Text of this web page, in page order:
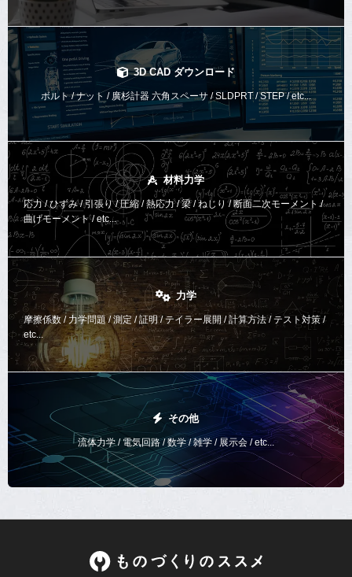
3D CAD ダウンロード
ボルト / ナット / 廣杉計器 六角スペーサ / SLDPRT / STEP / etc...
材料力学
応力 / ひずみ / 引張り / 圧縮 / 熱応力 / 梁 / ねじり / 断面二次モーメント /
曲げモーメント /etc...
力学
摩擦係数 / 力学問題 / 測定 / 証明 / テイラー展開 / 計算方法 /テスト対策 /
etc...
その他
流体力学 / 電気回路 / 数学 / 雑学 / 展示会 / etc...